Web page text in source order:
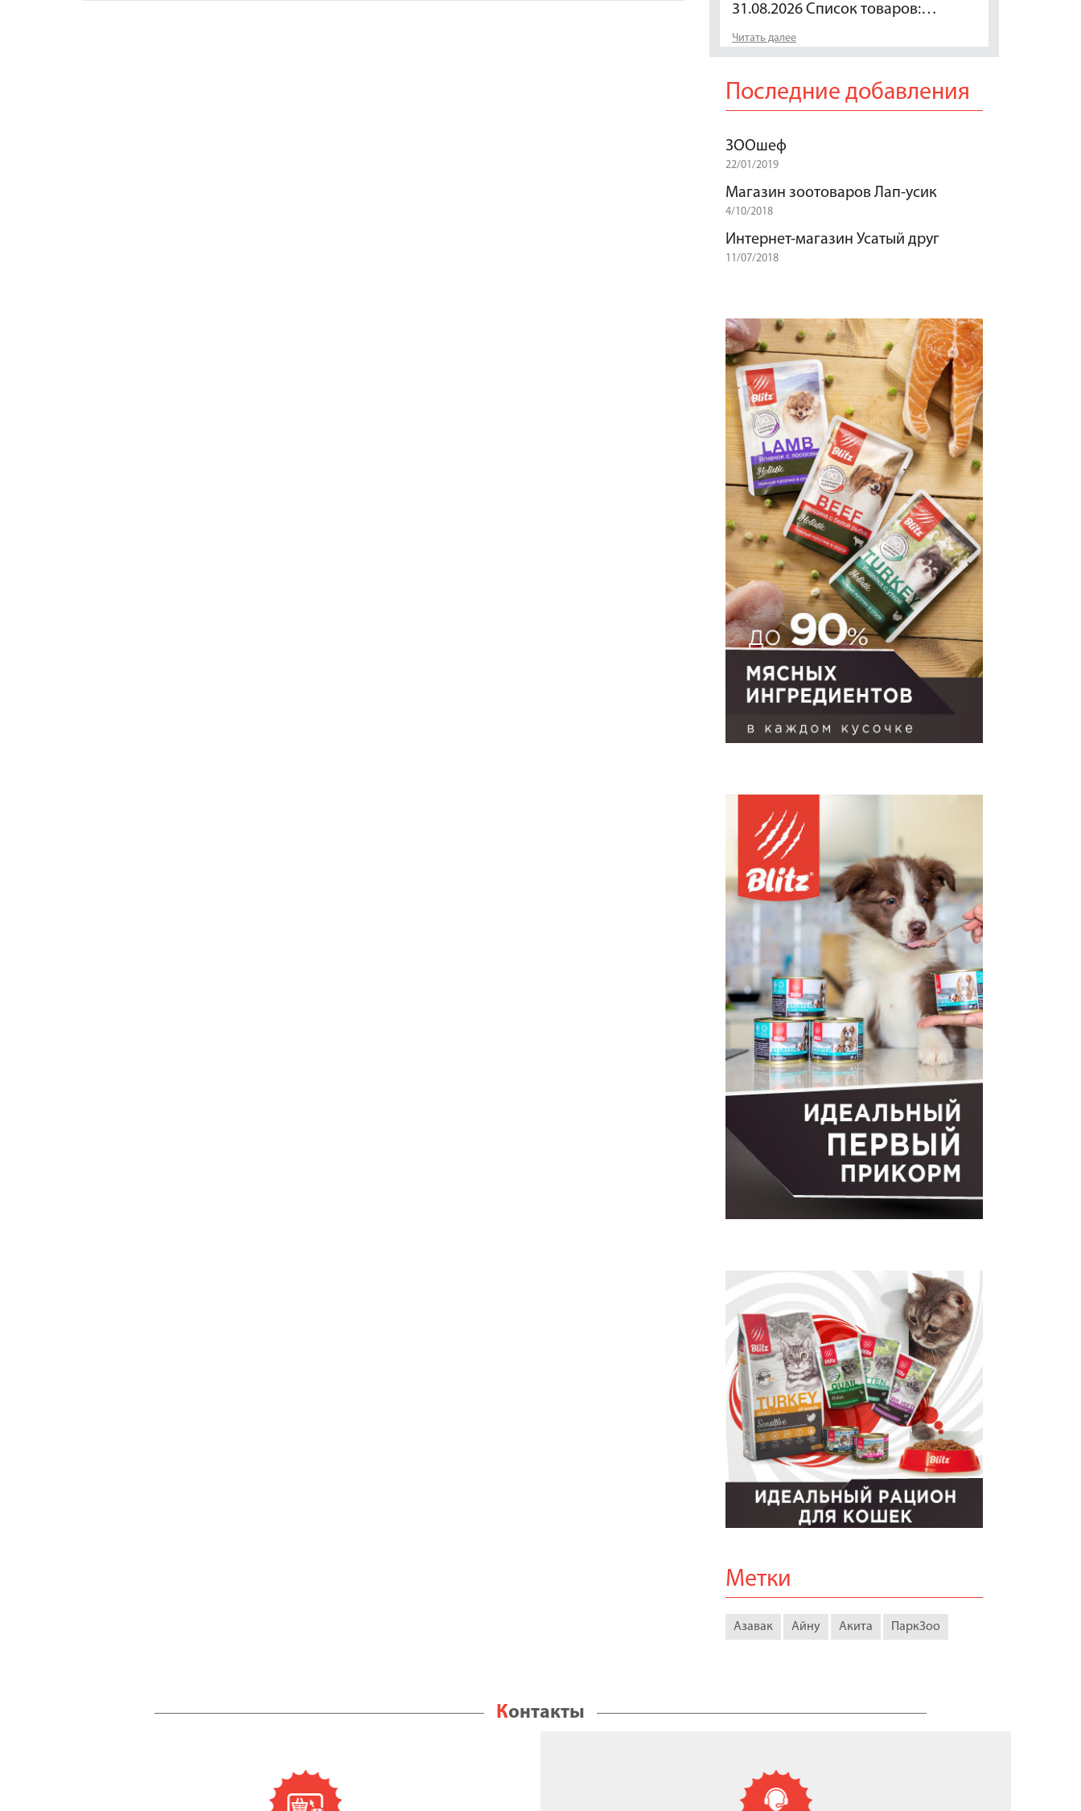
31.08.2026 Список товаров:…
Читать далее
Последние добавления
ЗООшеф
22/01/2019
Магазин зоотоваров Лап-усик
4/10/2018
Интернет-магазин Усатый друг
11/07/2018
Метки
Азавак Айну Акита ПаркЗоо
Контакты